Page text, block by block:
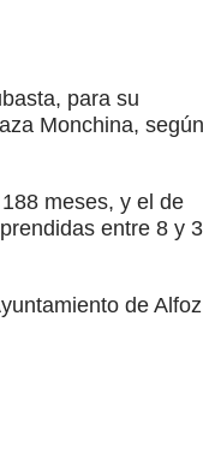
para su
Monchina, según
meses, y el de
entre 8 y
de